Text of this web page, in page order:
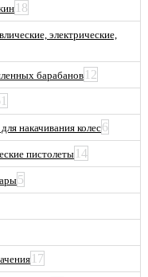
18
электрические,
барабанов 12
накачивания колес6
пистолеты 14
5
17